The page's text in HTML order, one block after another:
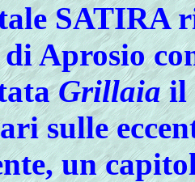
SATIRA
Aprosio
Grillaiail
sulle
un